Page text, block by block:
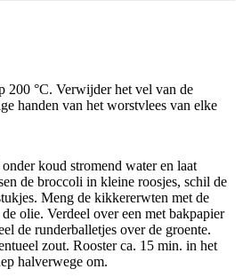
200 °C. Verwijder het vel van de
handen van het worstvlees van elke
koud stromend water en laat
de broccoli in kleine roosjes, schil de
Meng de kikkererwten met de
olie. Verdeel over een met bakpapier
de runderballetjes over de groente.
zout. Rooster ca. 15 min. in het
halverwege om.